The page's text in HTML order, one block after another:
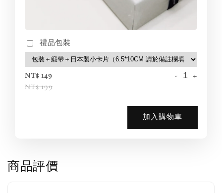
禮品包裝
NT$ 149
NT$ 199
- +
加入購物車
商品評價